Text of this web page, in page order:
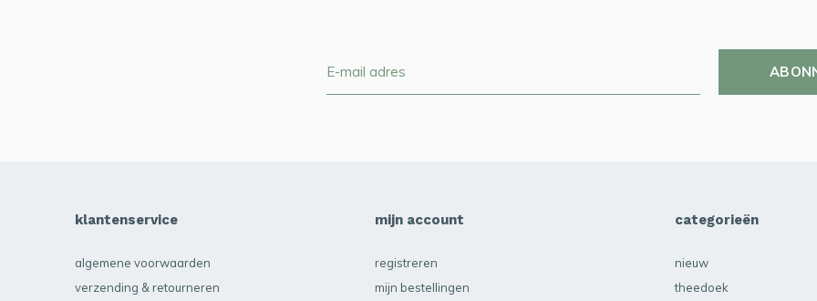
klantenservice
algemene voorwaarden
verzending & retourneren
mijn account
registreren
mijn bestellingen
categorieën
nieuw
theedoek